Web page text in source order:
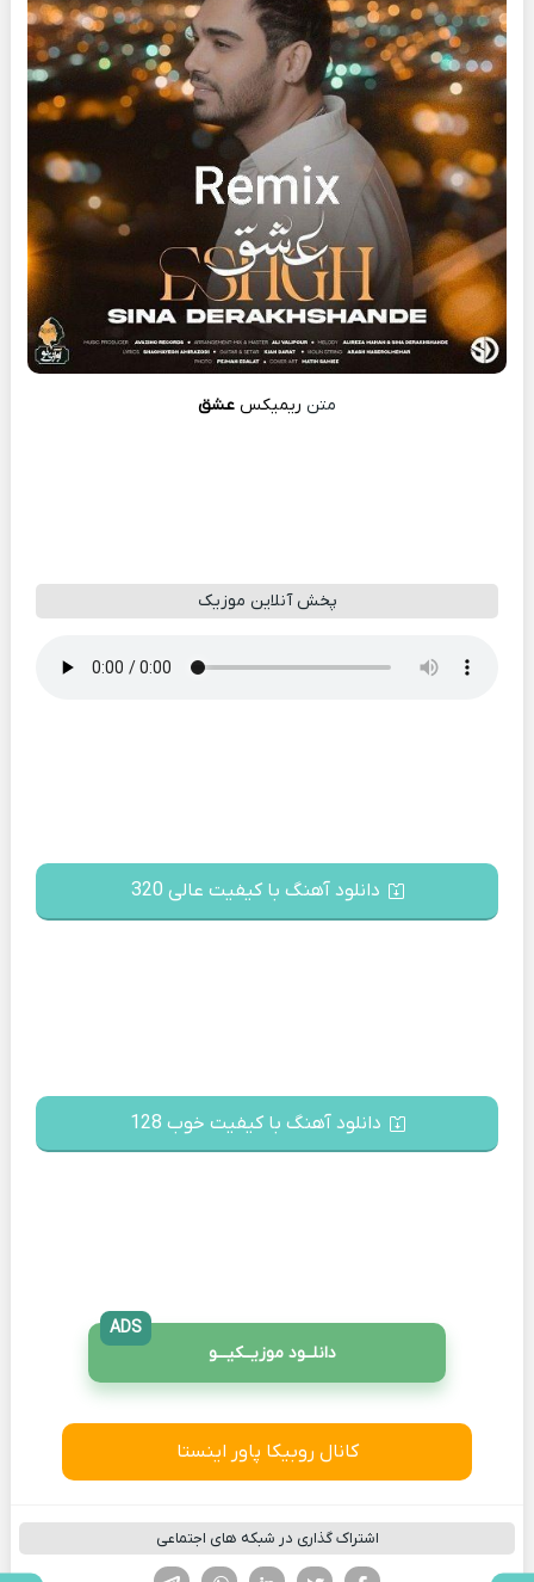
متن ریمیکس عشق
پخش آنلاین موزیک
دانلود آهنگ با کیفیت عالی 320
دانلود آهنگ با کیفیت خوب 128
دانلــود موزیــکیـــو
ADS
کانال روبیکا پاور اینستا
اشتراک گذاری در شبکه های اجتماعی